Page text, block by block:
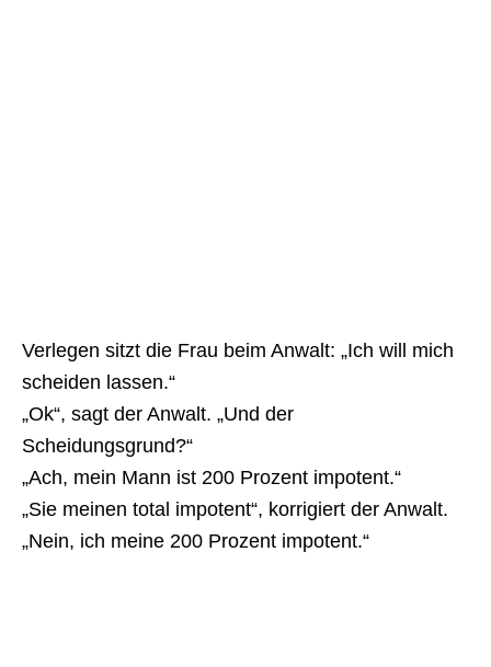
Verlegen sitzt die Frau beim Anwalt: „Ich will mich
scheiden lassen.“
„Ok“, sagt der Anwalt. „Und der
Scheidungsgrund?“
„Ach, mein Mann ist 200 Prozent impotent.“
„Sie meinen total impotent“, korrigiert der Anwalt.
„Nein, ich meine 200 Prozent impotent.“